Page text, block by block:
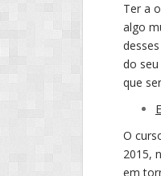
Ter a
algo
do
que
O
2015,
em